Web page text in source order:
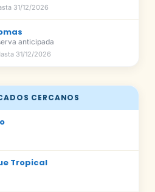
31/12/2026
anticipada
31/12/2026
CERCANOS
Tropical